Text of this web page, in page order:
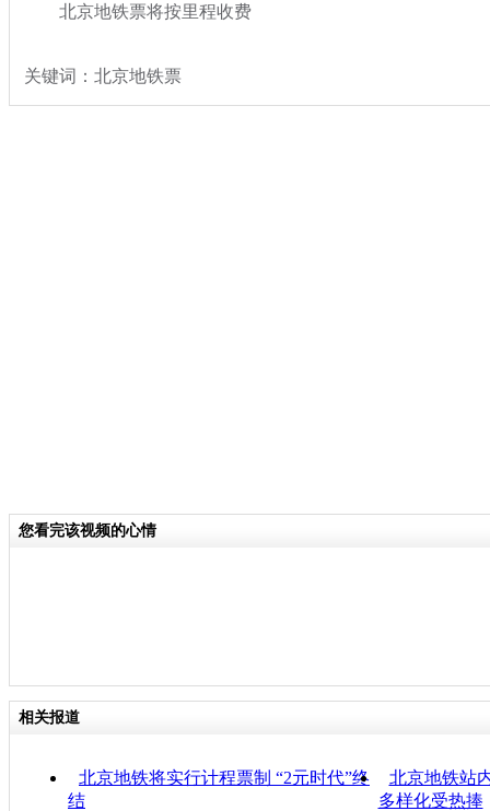
北京地铁票将按里程收费
关键词：北京地铁票
您看完该视频的心情
相关报道
北京地铁将实行计程票制 “2元时代”终
结
北京地铁站
多样化受热捧